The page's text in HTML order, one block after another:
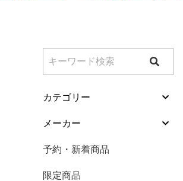
カテゴリー
ボール
バッグ
メーカー
予約・新着商品
限定商品